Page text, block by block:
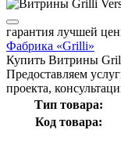
гарантия лучшей
Фабрика «Grilli»
Купить Витрины
Предоставляем
проекта,
Тип товара:
Код товара: